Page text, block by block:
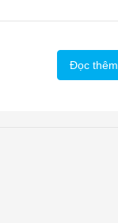
Đọc thêm